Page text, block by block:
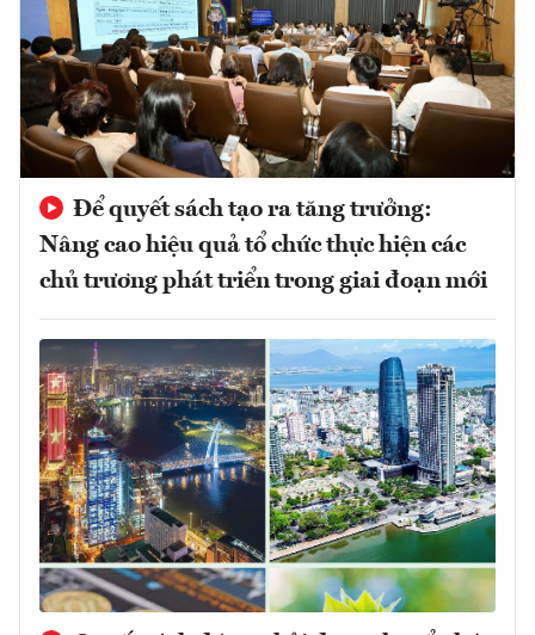
Để quyết sách tạo ra tăng trưởng:
Nâng cao hiệu quả tổ chức thực hiện các
chủ trương phát triển trong giai đoạn mới